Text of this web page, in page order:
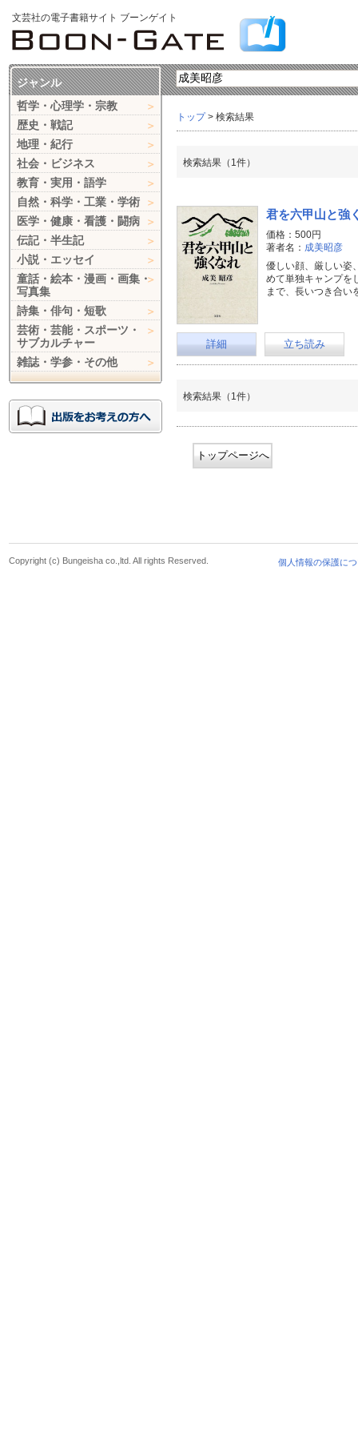
文芸社の電子書籍サイト ブーンゲイト
トップ> 検索結果
検索結果（1件）
君を六甲山と強
価格：500円
著者名： 成美昭彦
優しい顔、厳しい姿
めて単独キャンプを
まで、長いつき合い
詳細 立ち読み
検索結果（1件）
トップページへ
ジャンル
哲学・心理学・宗教
歴史・戦記
地理・紀行
社会・ビジネス
教育・実用・語学
自然・科学・工業・学術
医学・健康・看護・闘病
伝記・半生記
小説・エッセイ
童話・絵本・漫画・画集・
写真集
詩集・俳句・短歌
芸術・芸能・スポーツ・
サブカルチャー
雑誌・学参・その他
個人情報の保護に
Copyright (c) Bungeisha co.,ltd. All rights Reserved.